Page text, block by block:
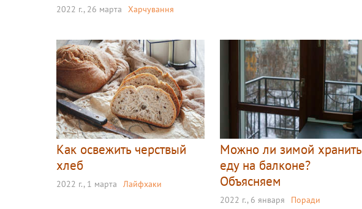
2022 г., 26 марта Харчування
Как освежить черствый
хлеб
2022 г., 1 марта Лайфхаки
Можно ли зимой хранить
еду на балконе?
Объясняем
2022 г., 6 января Поради